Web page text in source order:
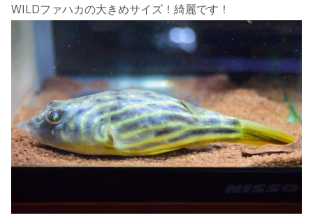
WILDファハカの大きめサイズ！綺麗です！